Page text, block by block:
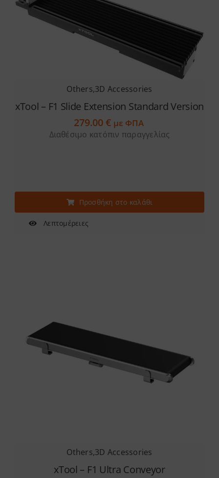
Others,3D Accessories
xTool – F1 Slide Extension Standard Version
279.00€ με ΦΠΑ
Διαθέσιμο κατόπιν παραγγελίας
Προσθήκη στο καλάθι
Λεπτομέρειες
Others,3D Accessories
xTool – F1 Ultra Conveyor